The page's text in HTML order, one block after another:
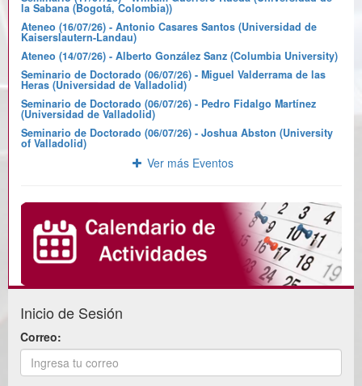
la Sabana (Bogotá, Colombia))
Ateneo (16/07/26) - Antonio Casares Santos (Universidad de
Kaiserslautern-Landau)
Ateneo (14/07/26) - Alberto González Sanz (Columbia University)
Seminario de Doctorado (06/07/26) - Miguel Valderrama de las
Heras (Universidad de Valladolid)
Seminario de Doctorado (06/07/26) - Pedro Fidalgo Martínez
(Universidad de Valladolid)
Seminario de Doctorado (06/07/26) - Joshua Abston (University
of Valladolid)
Ver más Eventos
Inicio de Sesión
Correo: